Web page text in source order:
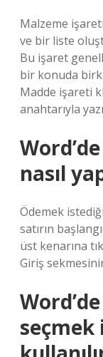
Malzeme
ve bir liste
Bu işaret
bir konuda
Madde işareti
anahtarıyla
nasıl
Ödemek
satırın
üst kenarına
Giriş